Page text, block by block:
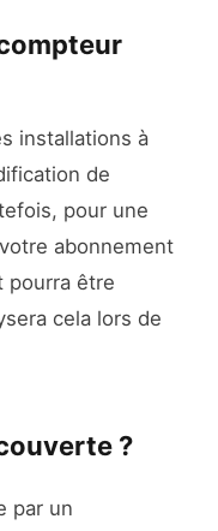
installations à
de
pour une
abonnement
pourra être
cela lors de
?
par un